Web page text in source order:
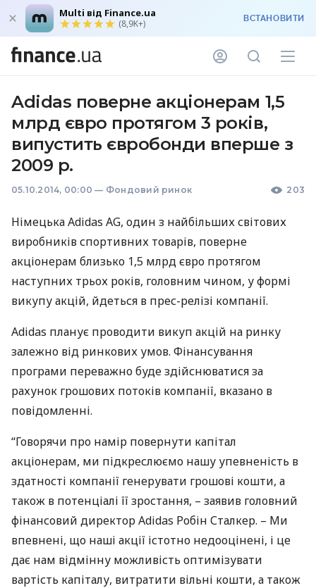
Multi від Finance.ua
(8,9K+) ВСТАНОВИТИ
Adidas поверне акціонерам 1,5
млрд євро протягом 3 років,
випустить євробонди вперше з
2009 р.
05.10.2014, 00:00 — Фондовий ринок 203
Німецька Adidas AG, один з найбільших світових
виробників спортивних товарів, поверне
акціонерам близько 1,5 млрд євро протягом
наступних трьох років, головним чином, у формі
викупу акцій, йдеться в прес-релізі компанії.
Adidas планує проводити викуп акцій на ринку
залежно від ринкових умов. Фінансування
програми переважно буде здійснюватися за
рахунок грошових потоків компанії, вказано в
повідомленні.
“Говорячи про намір повернути капітал
акціонерам, ми підкреслюємо нашу упевненість в
здатності компанії генерувати грошові кошти, а
також в потенціалі її зростання, – заявив головний
фінансовий директор Adidas Робін Сталкер. – Ми
впевнені, що наші акції істотно недооцінені, і це
дає нам відмінну можливість оптимізувати
вартість капіталу, витратити вільні кошти, а також